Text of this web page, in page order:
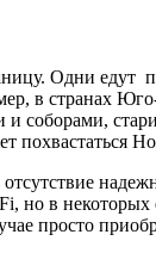
Одни едут
в странах
соборами,
похвастаться
но в
просто